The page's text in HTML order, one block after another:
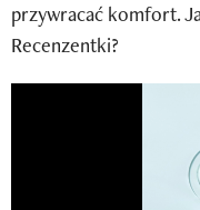
Newsy
Newsletter
przywracać komfort.
Recenzentki?